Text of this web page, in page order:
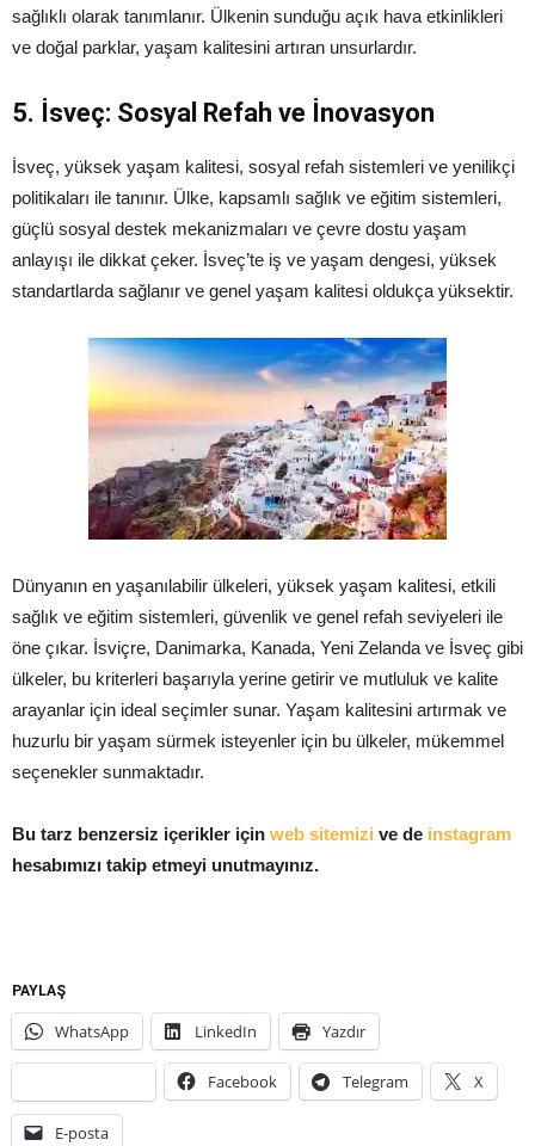
sağlıklı olarak tanımlanır. Ülkenin sunduğu açık hava etkinlikleri
ve doğal parklar, yaşam kalitesini artıran unsurlardır.
5. İsveç: Sosyal Refah ve İnovasyon
İsveç, yüksek yaşam kalitesi, sosyal refah sistemleri ve yenilikçi
politikaları ile tanınır. Ülke, kapsamlı sağlık ve eğitim sistemleri,
güçlü sosyal destek mekanizmaları ve çevre dostu yaşam
anlayışı ile dikkat çeker. İsveç’te iş ve yaşam dengesi, yüksek
standartlarda sağlanır ve genel yaşam kalitesi oldukça yüksektir.
Dünyanın en yaşanılabilir ülkeleri, yüksek yaşam kalitesi, etkili
sağlık ve eğitim sistemleri, güvenlik ve genel refah seviyeleri ile
öne çıkar. İsviçre, Danimarka, Kanada, Yeni Zelanda ve İsveç gibi
ülkeler, bu kriterleri başarıyla yerine getirir ve mutluluk ve kalite
arayanlar için ideal seçimler sunar. Yaşam kalitesini artırmak ve
huzurlu bir yaşam sürmek isteyenler için bu ülkeler, mükemmel
seçenekler sunmaktadır.
Bu tarz benzersiz içerikler için web sitemizi ve de instagram
hesabımızı takip etmeyi unutmayınız.
PAYLAŞ
WhatsApp LinkedIn Yazdır
Facebook Telegram X
E-posta